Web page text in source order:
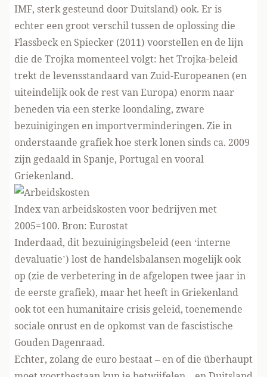
IMF, sterk gesteund door Duitsland) ook. Er is
echter een groot verschil tussen de oplossing die
Flassbeck en Spiecker (2011) voorstellen en de lijn
die de Trojka momenteel volgt: het Trojka-beleid
trekt de levensstandaard van Zuid-Europeanen (en
uiteindelijk ook de rest van Europa) enorm naar
beneden via een sterke loondaling, zware
bezuinigingen en importverminderingen. Zie in
onderstaande grafiek hoe sterk lonen sinds ca. 2009
zijn gedaald in Spanje, Portugal en vooral
Griekenland.
Index van arbeidskosten voor bedrijven met
2005=100. Bron: Eurostat
Inderdaad, dit bezuinigingsbeleid (een ‘interne
devaluatie’) lost de handelsbalansen mogelijk ook
op (zie de verbetering in de afgelopen twee jaar in
de eerste grafiek), maar het heeft in Griekenland
ook tot eenhumanitaire crisis geleid, toenemende
sociale onrust en de opkomst van de fascistische
Gouden Dagenraad.
Echter, zolang de euro bestaat – en of die überhaupt